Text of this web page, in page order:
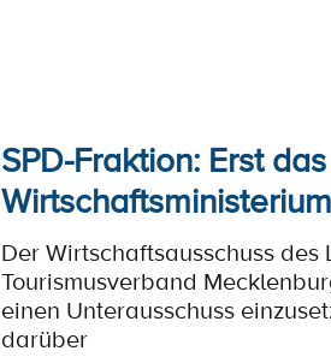
SPD-Fraktion: Erst
Der Wirtschaftsausschuss
Tourismusverband
einen Unterausschuss
darüber